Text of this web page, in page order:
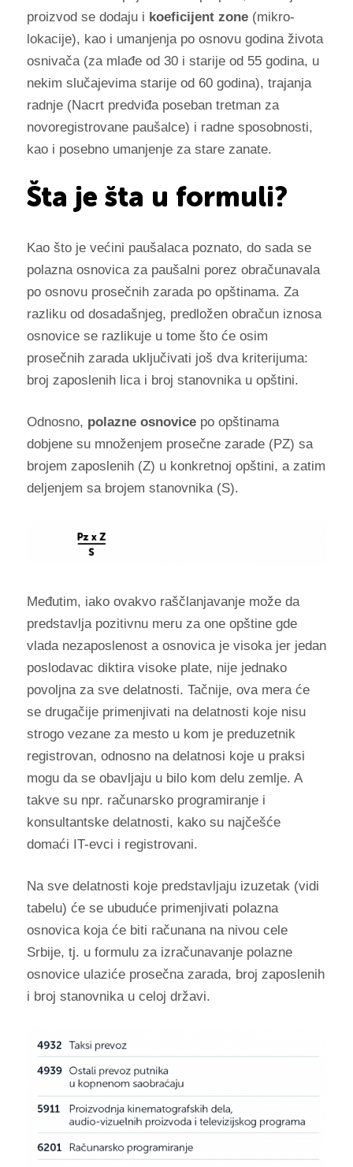
proizvod se dodaju i koeficijent zone(mikro-
lokacije), kao i umanjenja po osnovu godina života
osnivača (za mlađe od 30 i starije od 55 godina, u
nekim slučajevima starije od 60 godina), trajanja
radnje (Nacrt predviđa poseban tretman za
novoregistrovane paušalce) i radne sposobnosti,
kao i posebno umanjenje za stare zanate.
Šta je šta u formuli?
Kao što je većini paušalaca poznato, do sada se
polazna osnovica za paušalni porez obračunavala
po osnovu prosečnih zarada po opštinama. Za
razliku od dosadašnjeg, predložen obračun iznosa
osnovice se razlikuje u tome što će osim
prosečnih zarada uključivati još dva kriterijuma:
broj zaposlenih lica i broj stanovnika u opštini.
Odnosno, polazne osnovicepo opštinama
dobjene su množenjem prosečne zarade (PZ) sa
brojem zaposlenih (Z) u konkretnoj opštini, a zatim
deljenjem sa brojem stanovnika (S).
Međutim, iako ovakvo raščlanjavanje može da
predstavlja pozitivnu meru za one opštine gde
vlada nezaposlenost a osnovica je visoka jer jedan
poslodavac diktira visoke plate, nije jednako
povoljna za sve delatnosti. Tačnije, ova mera će
se drugačije primenjivati na delatnosti koje nisu
strogo vezane za mesto u kom je preduzetnik
registrovan, odnosno na delatnosi koje u praksi
mogu da se obavljaju u bilo kom delu zemlje. A
takve su npr. računarsko programiranje i
konsultantske delatnosti, kako su najčešće
domaći IT-evci i registrovani.
Na sve delatnosti koje predstavljaju izuzetak (vidi
tabelu) će se ubuduće primenjivati polazna
osnovica koja će biti računana na nivou cele
Srbije, tj. u formulu za izračunavanje polazne
osnovice ulaziće prosečna zarada, broj zaposlenih
i broj stanovnika u celoj državi.